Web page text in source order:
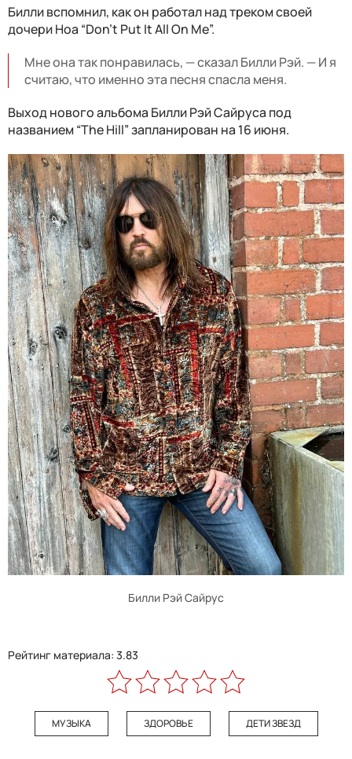
Билли вспомнил, как он работал над треком своей
дочери Ноа “Don't Put It All On Me”.
Мне она так понравилась, — сказал Билли Рэй. — И я
считаю, что именно эта песня спасла меня.
Выход нового альбома Билли Рэй Сайруса под
названием “The Hill” запланирован на 16 июня.
Билли Рэй Сайрус
Рейтинг материала: 3.83
МУЗЫКА ЗДОРОВЬЕ ДЕТИ ЗВЕЗД